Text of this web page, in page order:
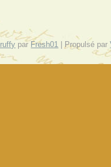
par Fresh01 | Propulsé par